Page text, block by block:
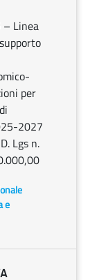
– Linea
per
2027
Lgs n.
e